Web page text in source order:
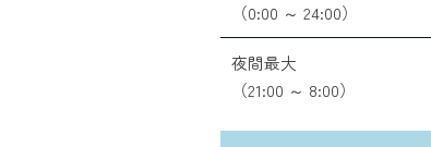
（0:00 ～ 24:00）
夜間最大
（21:00 ～ 8:00）